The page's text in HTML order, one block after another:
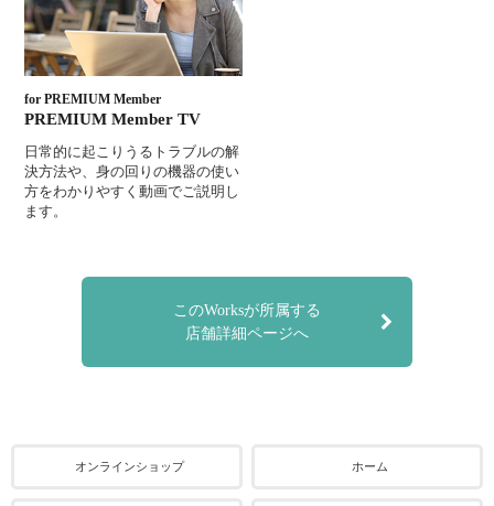
for PREMIUM Member
PREMIUM Member TV
日常的に起こりうるトラブルの解
決方法や、身の回りの機器の使い
方をわかりやすく動画でご説明し
ます。
このWorksが所属する
店舗詳細ページへ
オンラインショップ ホーム